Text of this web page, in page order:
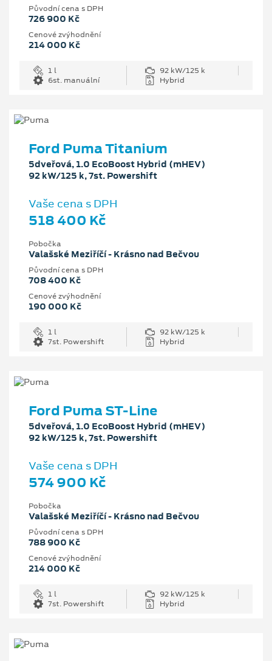
Původní cena s DPH
726 900 Kč
Cenové zvýhodnění
214 000 Kč
1 l
92 kW/125 k
6st. manuální
Hybrid
Ford Puma Titanium
5dveřová, 1.0 EcoBoost Hybrid (mHEV)
92 kW/125 k, 7st. Powershift
Vaše cena s DPH
518 400 Kč
Pobočka
Valašské Meziříčí - Krásno nad Bečvou
Původní cena s DPH
708 400 Kč
Cenové zvýhodnění
190 000 Kč
1 l
92 kW/125 k
7st. Powershift
Hybrid
Ford Puma ST-Line
5dveřová, 1.0 EcoBoost Hybrid (mHEV)
92 kW/125 k, 7st. Powershift
Vaše cena s DPH
574 900 Kč
Pobočka
Valašské Meziříčí - Krásno nad Bečvou
Původní cena s DPH
788 900 Kč
Cenové zvýhodnění
214 000 Kč
1 l
92 kW/125 k
7st. Powershift
Hybrid